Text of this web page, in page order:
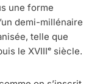
une forme
demi-millénaire
telle que
le XVIIIᵉ siècle.